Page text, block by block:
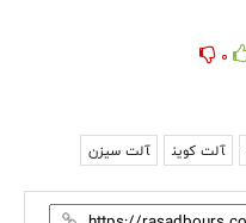
0
آلت کوین آلت سیزن